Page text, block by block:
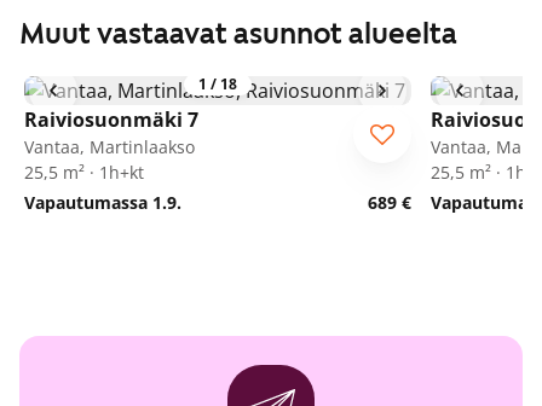
Muut vastaavat asunnot alueelta
1 / 18
Raiviosuonmäki 7
Vantaa, Martinlaakso
25,5 m² · 1h+kt
Vapautumassa 1.9.
689 €
Vantaa,
25,5 m² ·